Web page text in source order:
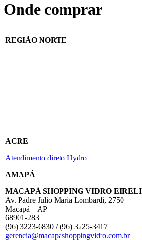
Onde comprar
REGIÃO NORTE
ACRE
Atendimento direto Hydro.
AMAPÁ
MACAPÁ SHOPPING VIDRO EIRELI
Av. Padre Julio Maria Lombardi, 2750
Macapá – AP
68901-283
(96) 3223-6830 / (96) 3225-3417
gerencia@macapashoppingvidro.com.br